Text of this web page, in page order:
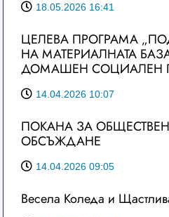
18.05.2026 16:41
ЦЕЛЕВА ПРОГРАМА
НА МАТЕРИАЛНАТА
ДОМАШЕН СОЦИАЛЕН
14.04.2026 10:07
ПОКАНА ЗА
ОБСЪЖДАНЕ
14.04.2026 09:05
Весела Коледа и